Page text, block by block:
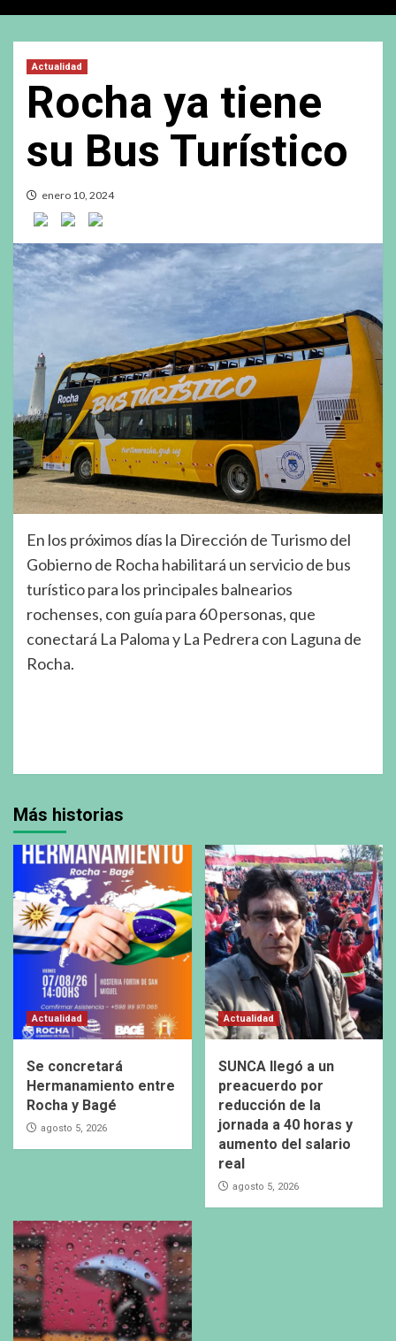
Actualidad
Rocha ya tiene
su Bus Turístico
enero 10, 2024
En los próximos días la Dirección de Turismo del
Gobierno de Rocha habilitará un servicio de bus
turístico para los principales balnearios
rochenses, con guía para 60 personas, que
conectará La Paloma y La Pedrera con Laguna de
Rocha.
Más historias
Actualidad
Se concretará
Hermanamiento entre
Rocha y Bagé
agosto 5, 2026
Actualidad
SUNCA llegó a un
preacuerdo por
reducción de la
jornada a 40 horas y
aumento del salario
real
agosto 5, 2026